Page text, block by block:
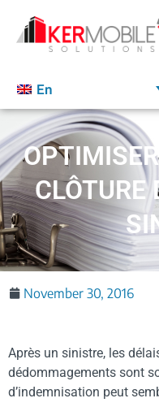
En
OPTIMISER
CLÔTURE
November 30, 2016
Après un sinistre, les
dédommagements sont
d’indemnisation peut